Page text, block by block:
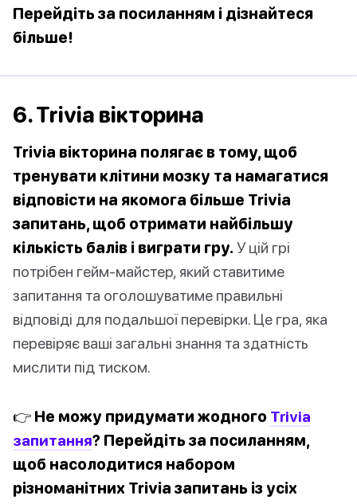
Перейдіть за посиланням і дізнайтеся
більше!
6. Trivia вікторина
Trivia вікторина полягає в тому, щоб
тренувати клітини мозку та намагатися
відповісти на якомога більше Trivia
запитань, щоб отримати найбільшу
кількість балів і виграти гру. У цій грі
потрібен гейм-майстер, який ставитиме
запитання та оголошуватиме правильні
відповіді для подальшої перевірки. Це гра, яка
перевіряє ваші загальні знання та здатність
мислити під тиском.
👉 Не можу придумати жодного Trivia
запитання? Перейдіть за посиланням,
щоб насолодитися набором
різноманітних Trivia запитань із усіх